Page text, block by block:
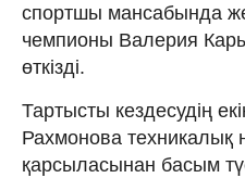
спортшы мансабында
чемпионы Валерия
өткізді.
Тартысты кездесудің
Рахмонова техникалық
қарсыласынан басым